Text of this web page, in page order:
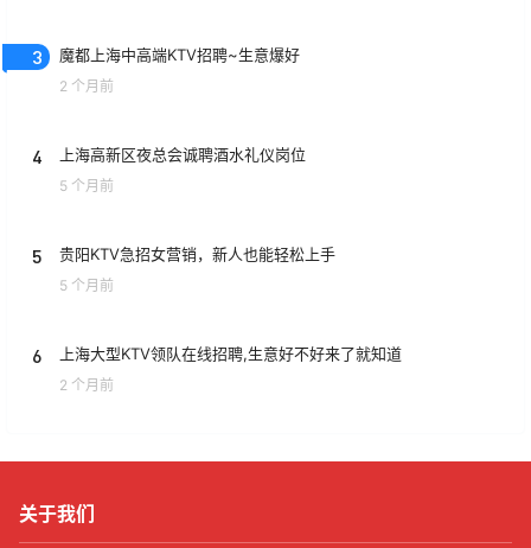
3 魔都上海中高端KTV招聘~生意爆好
2 个月前
4 上海高新区夜总会诚聘酒水礼仪岗位
5 个月前
5 贵阳KTV急招女营销，新人也能轻松上手
5 个月前
6 上海大型KTV领队在线招聘,生意好不好来了就知道
2 个月前
关于我们